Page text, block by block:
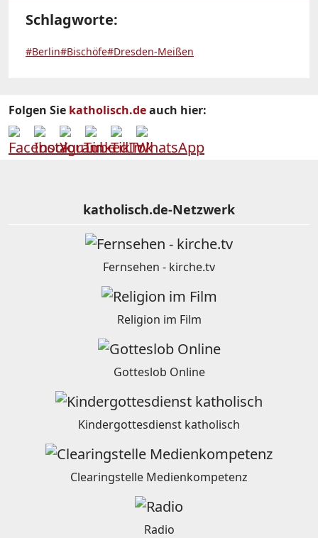
Schlagworte:
#Berlin#Bischöfe#Dresden-Meißen
Folgen Sie katholisch.deauch hier:
katholisch.de-Netzwerk
Fernsehen - kirche.tv
Religion im Film
Gotteslob Online
Kindergottesdienst katholisch
Clearingstelle Medienkompetenz
Radio